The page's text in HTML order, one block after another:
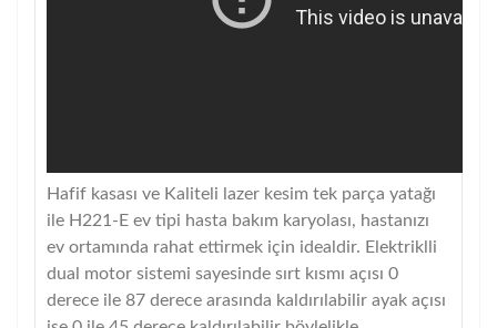
Hafif kasası ve Kaliteli lazer kesim tek parça yatağı
ile H221-E ev tipi hasta bakım karyolası, hastanızı
ev ortamında rahat ettirmek için idealdir. Elektriklli
dual motor sistemi sayesinde sırt kısmı açısı 0
derece ile 87 derece arasında kaldırılabilir ayak açısı